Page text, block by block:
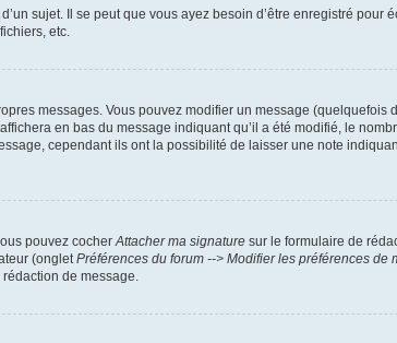
sujet. Il se peut que vous ayez besoin d’être enregistré
etc.
messages. Vous pouvez modifier un message
en bas du message indiquant qu’il a été modifié, le
cependant ils ont la possibilité de laisser une note
pouvez cocherAttacher ma signature sur le formulaire de
(ongletPréférences du forum --> Modifier les préférences de
de message.